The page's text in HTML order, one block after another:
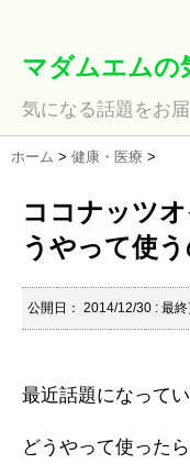
マダムエムの
気になる話題をお届
ホーム > 健康・医療 >
ココナッツ
うやって使う
公開日： 2014/12/30 : 最
最近話題になって
どうやって使った